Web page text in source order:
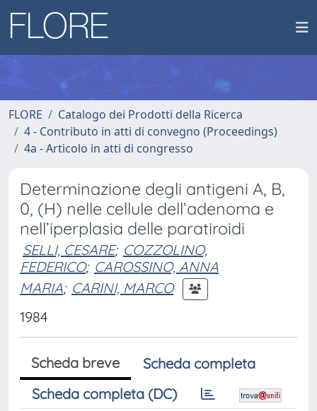
FLORE
Catalogo dei Prodotti della Ricerca
4 - Contributo in atti di convegno (Proceedings)
4a - Articolo in atti di congresso
Determinazione degli antigeni A, B,
0, (H) nelle cellule dell’adenoma e
nell’iperplasia delle paratiroidi
SELLI, CESARE; COZZOLINO,
FEDERICO; CAROSSINO, ANNA
MARIA; CARINI, MARCO
1984
Scheda breve
Scheda completa
Scheda completa (DC)